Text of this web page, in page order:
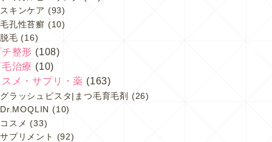
スキンケア (93)
毛孔性苔癬 (10)
脱毛 (16)
整形 (108)
治療 (10)
メ・サプリ・薬 (163)
グラッシュビスタ|まつ毛育毛剤
(26)
Dr.MOQLIN (10)
コスメ (33)
サプリメント
(92)